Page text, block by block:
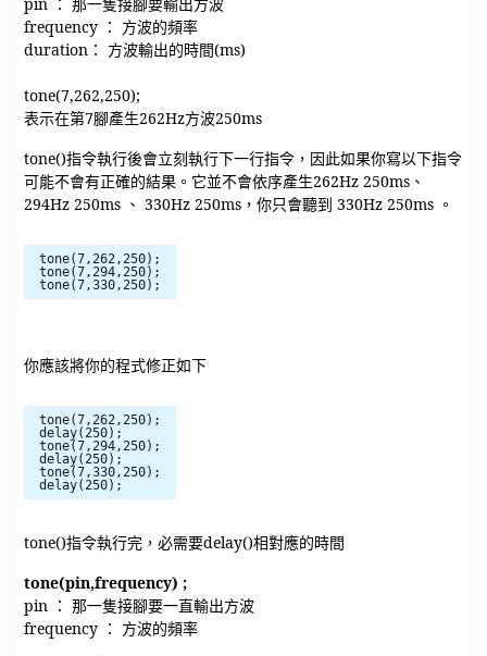
frequency ： 方波的頻率
duration： 方波輸出的時間(ms)
tone(7,262,250);
表示在第7腳產生262Hz方波250ms
tone()指令執行後會立刻執行下一行指令，因此如果你寫以下指令
可能不會有正確的結果。它並不會依序產生262Hz 250ms、
294Hz 250ms 、 330Hz 250ms，你只會聽到 330Hz 250ms 。
tone(7,262,250);
tone(7,294,250);
tone(7,330,250);
你應該將你的程式修正如下
tone(7,262,250);
delay(250);
tone(7,294,250);
delay(250);
tone(7,330,250);
delay(250);
tone()指令執行完，必需要delay()相對應的時間
tone(pin,frequency) ;
pin ： 那一隻接腳要一直輸出方波
frequency ： 方波的頻率